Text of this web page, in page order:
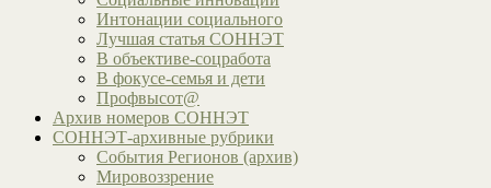
Интонации социального
Лучшая статья СОННЭТ
В объективе-соцработа
В фокусе-семья и дети
Профвысот@
Архив номеров СОННЭТ
СОННЭТ-архивные рубрики
События Регионов (архив)
Мировоззрение